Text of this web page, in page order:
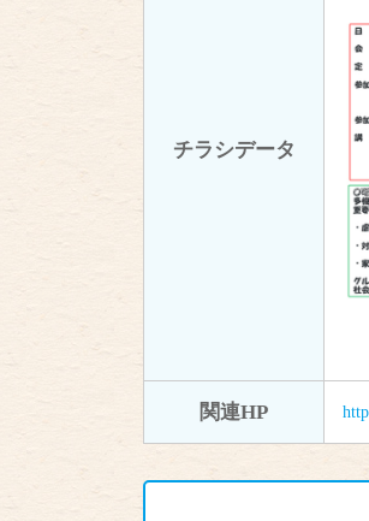
チラシデータ
関連HP